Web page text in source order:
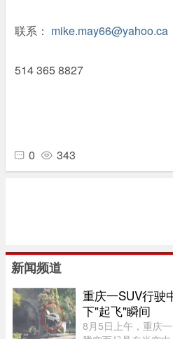
联系： mike.may66@yahoo.ca
514 365 8827
0 343
新闻频道
重庆一SUV行驶
下"起飞"瞬间
8月5日上午，重庆